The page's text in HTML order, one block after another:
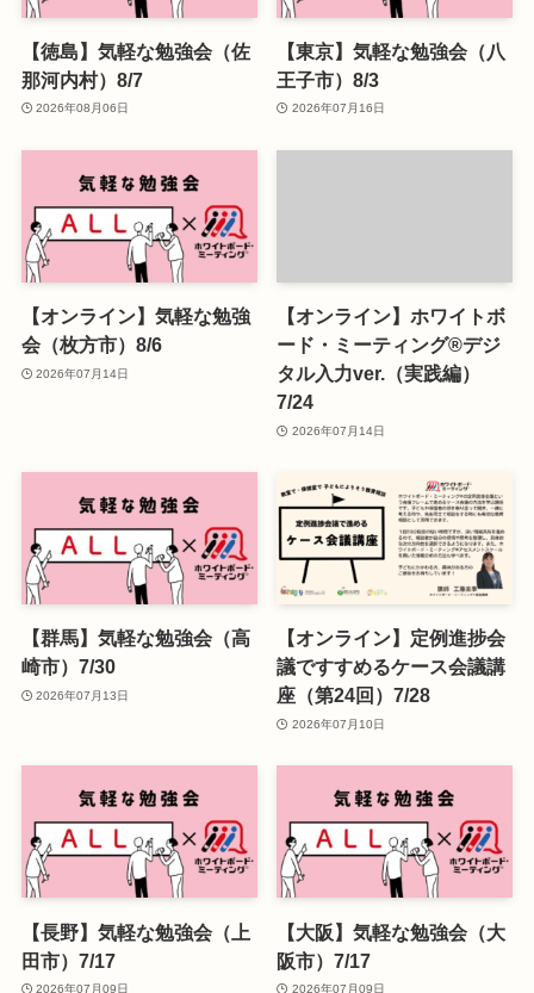
【徳島】気軽な勉強会（佐
那河内村）8/7
2026年08月06日
【東京】気軽な勉強会（八
王子市）8/3
2026年07月16日
【オンライン】気軽な勉強
会（枚方市）8/6
2026年07月14日
【オンライン】ホワイトボ
ード・ミーティング®デジ
タル入力ver.（実践編）
7/24
2026年07月14日
【群馬】気軽な勉強会（高
崎市）7/30
2026年07月13日
【オンライン】定例進捗会
議ですすめるケース会議講
座（第24回）7/28
2026年07月10日
【長野】気軽な勉強会（上
田市）7/17
2026年07月09日
【大阪】気軽な勉強会（大
阪市）7/17
2026年07月09日